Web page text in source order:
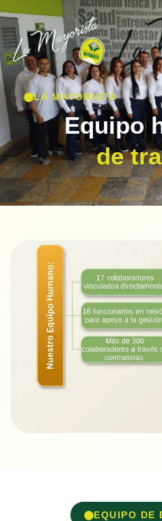
LA MAYORISTA
Equipo
de
EQUIPO DE